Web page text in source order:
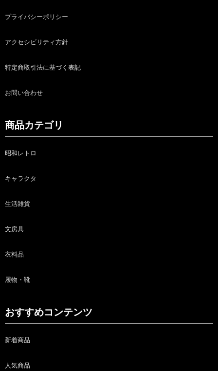
プライバシーポリシー
アクセシビリティ方針
特定商取引法に基づく表記
お問い合わせ
商品カテゴリ
昭和レトロ
キャラクタ
生活雑貨
文房具
衣料品
履物・靴
おすすめコンテンツ
新着商品
人気商品